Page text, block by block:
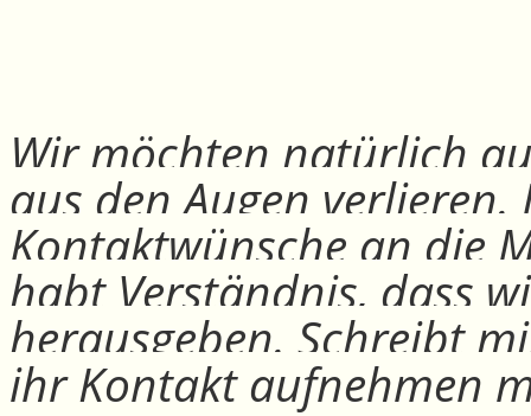
Wir möchten natürlich
aus den Augen
Kontaktwünsche an die
habt Verständnis, dass
herausgeben. Schreibt
ihr Kontakt aufnehmen